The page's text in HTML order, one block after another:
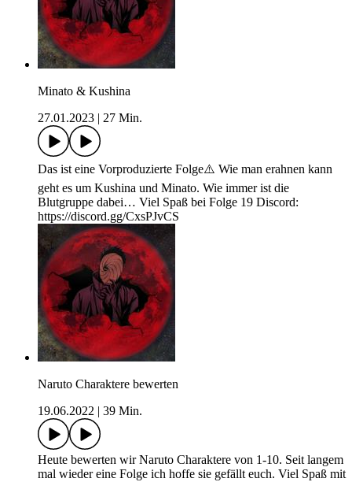
Minato & Kushina
27.01.2023
27 Min.
Das ist eine Vorproduzierte Folge⚠️ Wie man erahnen kann
geht es um Kushina und Minato. Wie immer ist die
Blutgruppe dabei… Viel Spaß bei Folge 19 Discord:
https://discord.gg/CxsPJvCS
Naruto Charaktere bewerten
19.06.2022
39 Min.
Heute bewerten wir Naruto Charaktere von 1-10. Seit langem
mal wieder eine Folge ich hoffe sie gefällt euch. Viel Spaß mit